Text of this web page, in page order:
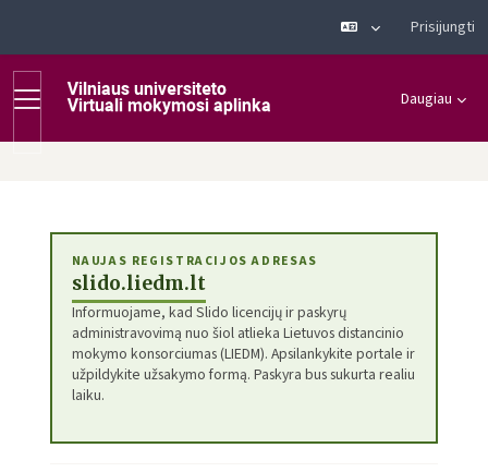
Prisijungti
Šoninis skydelis Daugiau
NAUJAS REGISTRACIJOS ADRESAS
slido.liedm.lt
Informuojame, kad Slido licencijų ir paskyrų
administravovimą nuo šiol atlieka Lietuvos distancinio
mokymo konsorciumas (LIEDM). Apsilankykite portale ir
užpildykite užsakymo formą. Paskyra bus sukurta realiu
laiku.